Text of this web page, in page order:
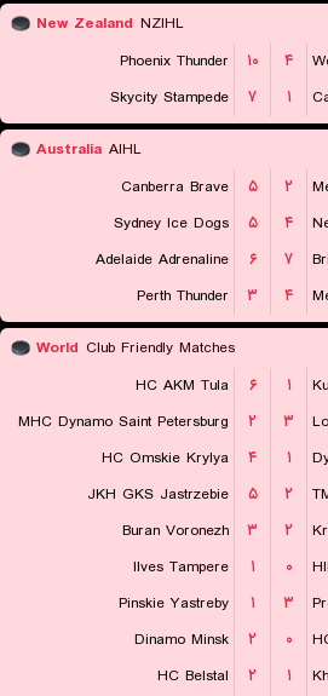
New Zealand NZIHL
Phoenix Thunder
۱۰ ۴
Skycity Stampede
۷ ۱
Australia AIHL
Canberra Brave
۵ ۲
Sydney Ice Dogs
۵ ۴
Adelaide Adrenaline
۶ ۷
Perth Thunder
۳ ۴
World Club Friendly Matches
HC AKM Tula
۶ ۱
MHC Dynamo Saint Petersburg
۲ ۳
HC Omskie Krylya
۴ ۱
JKH GKS Jastrzebie
۵ ۲
Buran Voronezh
۳ ۲
Ilves Tampere
۱ ۰
Pinskie Yastreby
۱ ۳
Dinamo Minsk
۲ ۰
HC Belstal
۲ ۱